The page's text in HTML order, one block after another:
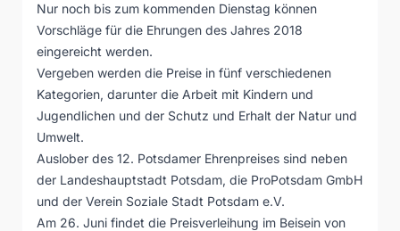
Nur noch bis zum kommenden Dienstag können
Vorschläge für die Ehrungen des Jahres 2018
eingereicht werden.
Vergeben werden die Preise in fünf verschiedenen
Kategorien, darunter die Arbeit mit Kindern und
Jugendlichen und der Schutz und Erhalt der Natur und
Umwelt.
Auslober des 12. Potsdamer Ehrenpreises sind neben
der Landeshauptstadt Potsdam, die ProPotsdam GmbH
und der Verein Soziale Stadt Potsdam e.V.
Am 26. Juni findet die Preisverleihung im Beisein von